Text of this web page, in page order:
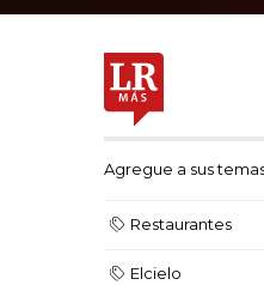
Agregue a sus
Restaurantes
Elcielo